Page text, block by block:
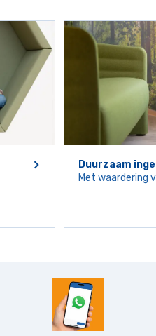
Duurzaam
Met waardering